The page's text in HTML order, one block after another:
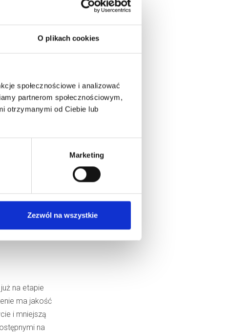
O plikach cookies
społecznościowe i analizować
partnerom społecznościowym,
otrzymanymi od Ciebie lub
Marketing
Zezwól na wszystkie
środowisku
i
i wygody
podatne na
które oferują
to na
zbliżanie się
metod ma
na etapie
ma jakość
i mniejszą
na